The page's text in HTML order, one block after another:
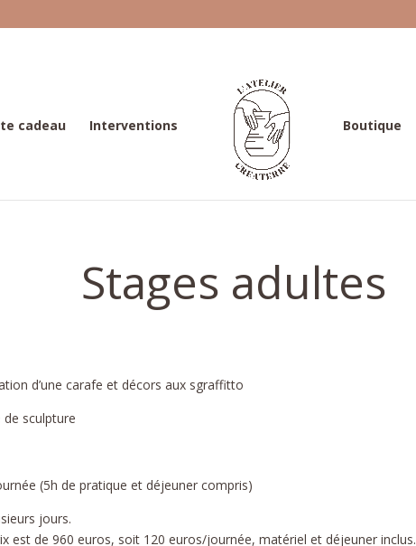
cadeau Interventions Boutique
Stages adultes
d’une carafe et décors aux sgraffitto
de sculpture
(5h de pratique et déjeuner compris)
jours.
est de 960 euros, soit 120 euros/journée, matériel et déjeuner inclus.